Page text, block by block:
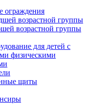
ограждения
возрастной группы
возрастной группы
для детей с
физическими
щиты